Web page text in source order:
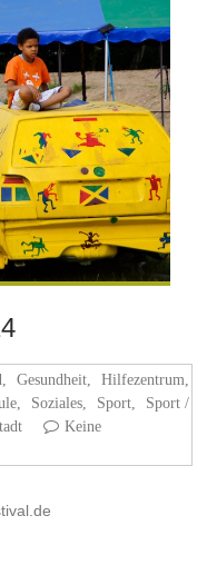
Gesundheit Hilfezentrum
Soziales Sport
Sport /
Keine